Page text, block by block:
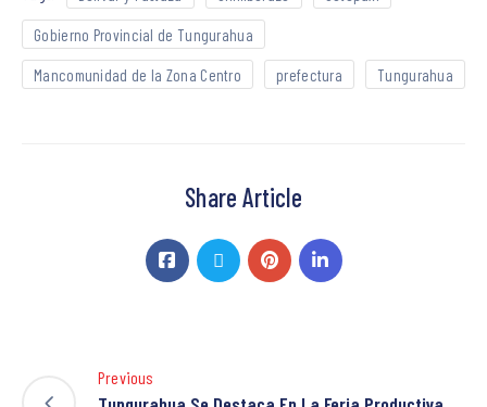
Gobierno Provincial de Tungurahua
Mancomunidad de la Zona Centro prefectura Tungurahua
Share Article
Previous